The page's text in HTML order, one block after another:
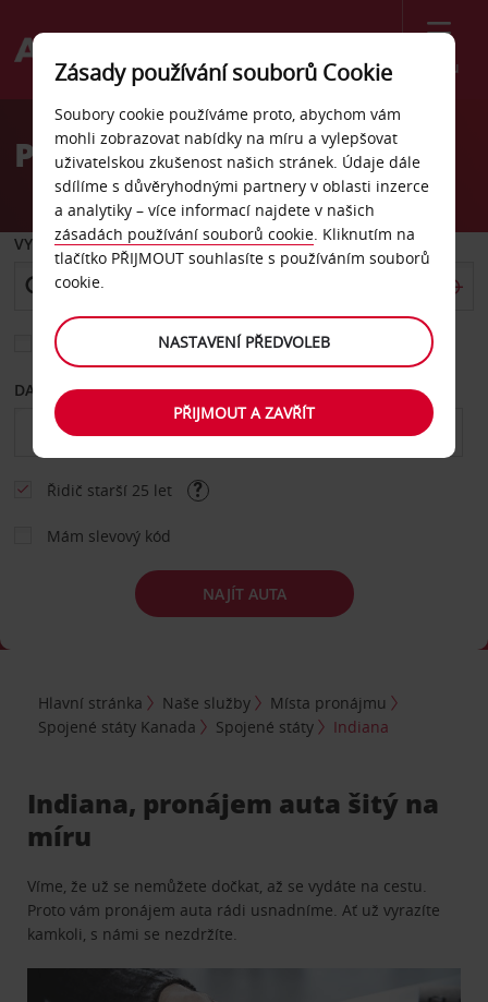
Menu
Welcome
AvisPronájem auta Indiana
VYZVEDNOUT Z
Vyberte si jiné místo vrácení
DATUM OD DATUM DO
Řidič starší 25 let
Mám slevový kód
NAJÍT AUTA
Hlavní stránka Naše služby
Místa pronájmu
Spojené státy Kanada
Spojené státy Indiana
Indiana, pronájem auta šitý na
míru
Víme, že už se nemůžete dočkat, až se vydáte na cestu.
Proto vám pronájem auta rádi usnadníme. Ať už vyrazíte
kamkoli, s námi se nezdržíte.
Zásady používání souborů Cookie
Soubory cookie používáme proto, abychom vám
mohli zobrazovat nabídky na míru a vylepšovat
uživatelskou zkušenost našich stránek. Údaje dále
sdílíme s důvěryhodnými partnery v oblasti inzerce
a analytiky – více informací najdete v našich
zásadách používání souborů cookie. Kliknutím na
tlačítko PŘIJMOUT souhlasíte s používáním souborů
cookie.
NASTAVENÍ PŘEDVOLEB
PŘIJMOUT A ZAVŘÍT